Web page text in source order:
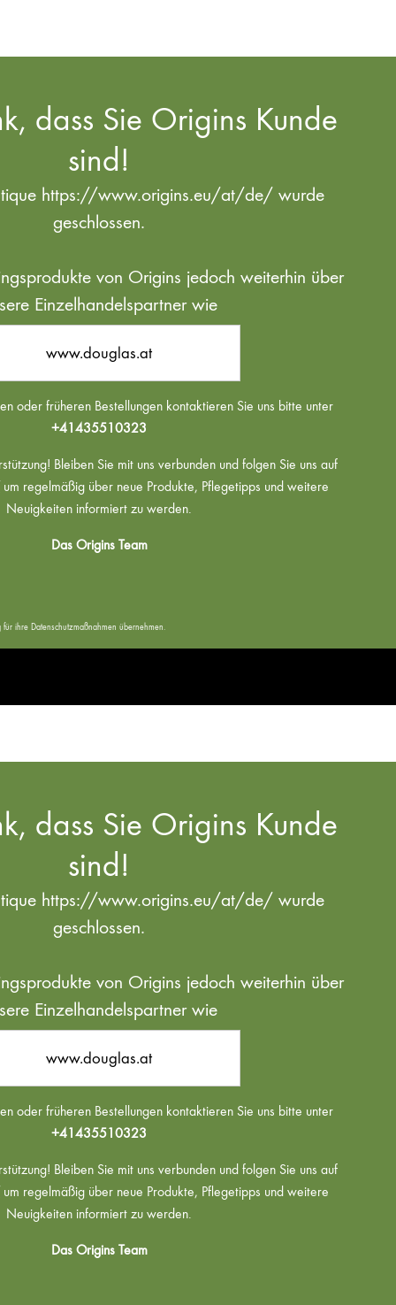
dass Sie Origins Kunde
sind!
https://www.origins.eu/at/de/ wurde
geschlossen.
von Origins jedoch weiterhin über
Einzelhandelspartner wie
www.douglas.at
oder früheren Bestellungen kontaktieren Sie uns bitte unter
+41435510323
Bleiben Sie mit uns verbunden und folgen Sie uns auf
um regelmäßig über neue Produkte, Pflegetipps und weitere
Neuigkeiten informiert zu werden.
Das Origins Team
ihre Datenschutzmaßnahmen übernehmen.
dass Sie Origins Kunde
sind!
https://www.origins.eu/at/de/ wurde
geschlossen.
von Origins jedoch weiterhin über
Einzelhandelspartner wie
www.douglas.at
oder früheren Bestellungen kontaktieren Sie uns bitte unter
+41435510323
Bleiben Sie mit uns verbunden und folgen Sie uns auf
um regelmäßig über neue Produkte, Pflegetipps und weitere
Neuigkeiten informiert zu werden.
Das Origins Team